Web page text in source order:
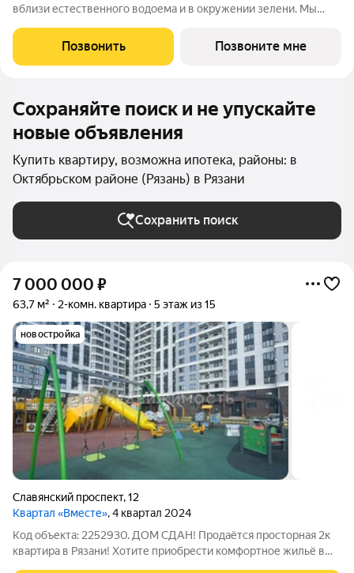
вблизи естественного водоема и в окружении зелени. Мы
небольших студий, в которых можно начать свою
студенческую самостоятельную жизнь до
Позвонить Позвоните мне
Сохраняйте поиск и не упускайте
новые объявления
Купить квартиру, возможна ипотека, районы: в
Октябрьском районе (Рязань) в Рязани
Сохранить поиск
7 000 000 ₽
63,7 м² 2-комн. квартира 5 этаж из 15
новостройка
Славянский проспект,12
Квартал «Вместе», 4 квартал 2024
Код объекта: 2252930. ДОМ СДАН! Продаётся просторная 2к
квартира в Рязани! Хотите приобрести комфортное жильё в